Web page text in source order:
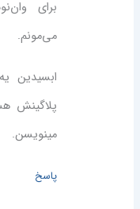
برای
می‌مونم.
ابسیدین
پلاگینش
مینویسن.
پاسخ